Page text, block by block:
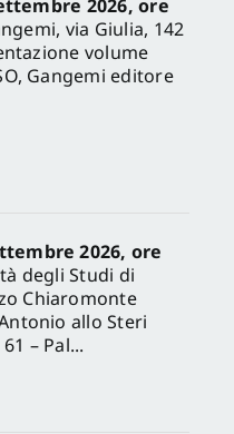
2026, ore
via Giulia, 142
volume
Gangemi editore
2026, ore
degli Studi di
Chiaromonte
allo Steri
– Pal...